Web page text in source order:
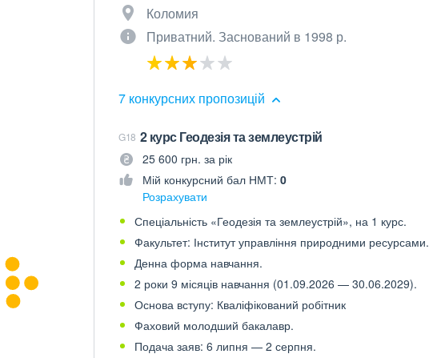
Коломия
Приватний. Заснований в 1998 р.
7 конкурсних пропозицій
G18 2 курс Геодезія та землеустрій
25 600 грн. за рік
Мій конкурсний бал НМТ: 0
Розрахувати
Спеціальність «Геодезія та землеустрій», на 1 курс.
Факультет: Інститут управління природними ресурсами.
Денна форма навчання.
2 роки 9 місяців навчання (01.09.2026 — 30.06.2029).
Основа вступу: Кваліфікований робітник
Фаховий молодший бакалавр.
Подача заяв: 6 липня — 2 серпня.